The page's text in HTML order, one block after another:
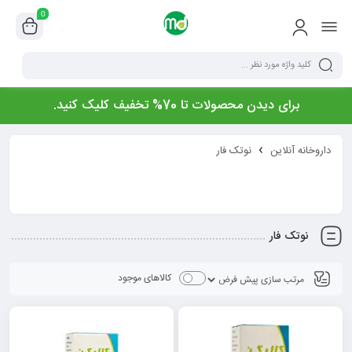
0
برای دیدن محصولات تا 70% تخفیف کلیک کنید.
داروخانه آنلاین نوتک فار
نوتک فار
کالاهای موجود